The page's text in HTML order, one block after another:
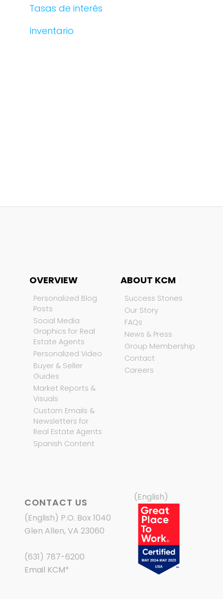
Tasas de interés
Inventario
OVERVIEW
Personalized Blog
Posts
Social Media
Graphics for Real
Estate Agents
Personalized Video
Buyer & Seller
Guides
Market Reports &
Visuals
Custom Emails &
Newsletters for
Real Estate Agents
Spanish Content
ABOUT KCM
Success Stories
Our Story
FAQs
News & Press
Group Membership
Contact
Careers
CONTACT US
(English) P.O. Box 1040
Glen Allen, VA 23060
(631) 787-6200
Email KCM*
(English)